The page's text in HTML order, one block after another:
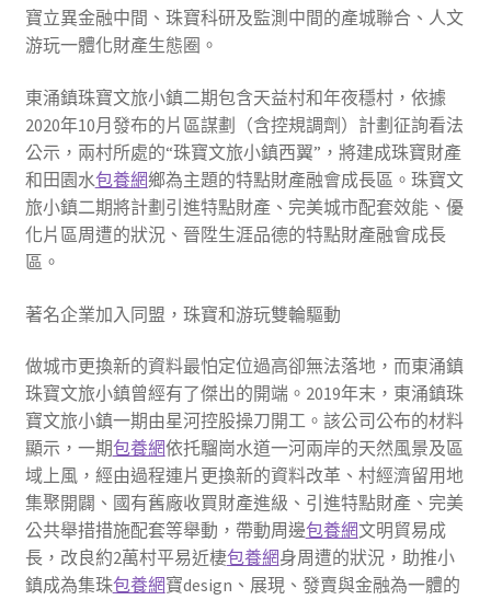
寶立異金融中間、珠寶科研及監測中間的產城聯合、人文
游玩一體化財產生態圈。
東涌鎮珠寶文旅小鎮二期包含天益村和年夜穩村，依據
2020年10月發布的片區謀劃（含控規調劑）計劃征詢看法
公示，兩村所處的“珠寶文旅小鎮西翼”，將建成珠寶財產
和田園水包養網鄉為主題的特點財產融會成長區。珠寶文
旅小鎮二期將計劃引進特點財產、完美城市配套效能、優
化片區周遭的狀況、晉陞生涯品德的特點財產融會成長
區。
著名企業加入同盟，珠寶和游玩雙輪驅動
做城市更換新的資料最怕定位過高卻無法落地，而東涌鎮
珠寶文旅小鎮曾經有了傑出的開端。2019年末，東涌鎮珠
寶文旅小鎮一期由星河控股操刀開工。該公司公布的材料
顯示，一期包養網依托騮崗水道一河兩岸的天然風景及區
域上風，經由過程連片更換新的資料改革、村經濟留用地
集聚開闢、國有舊廠收買財產進級、引進特點財產、完美
公共舉措措施配套等舉動，帶動周邊包養網文明貿易成
長，改良約2萬村平易近棲包養網身周遭的狀況，助推小
鎮成為集珠包養網寶design、展現、發賣與金融為一體的